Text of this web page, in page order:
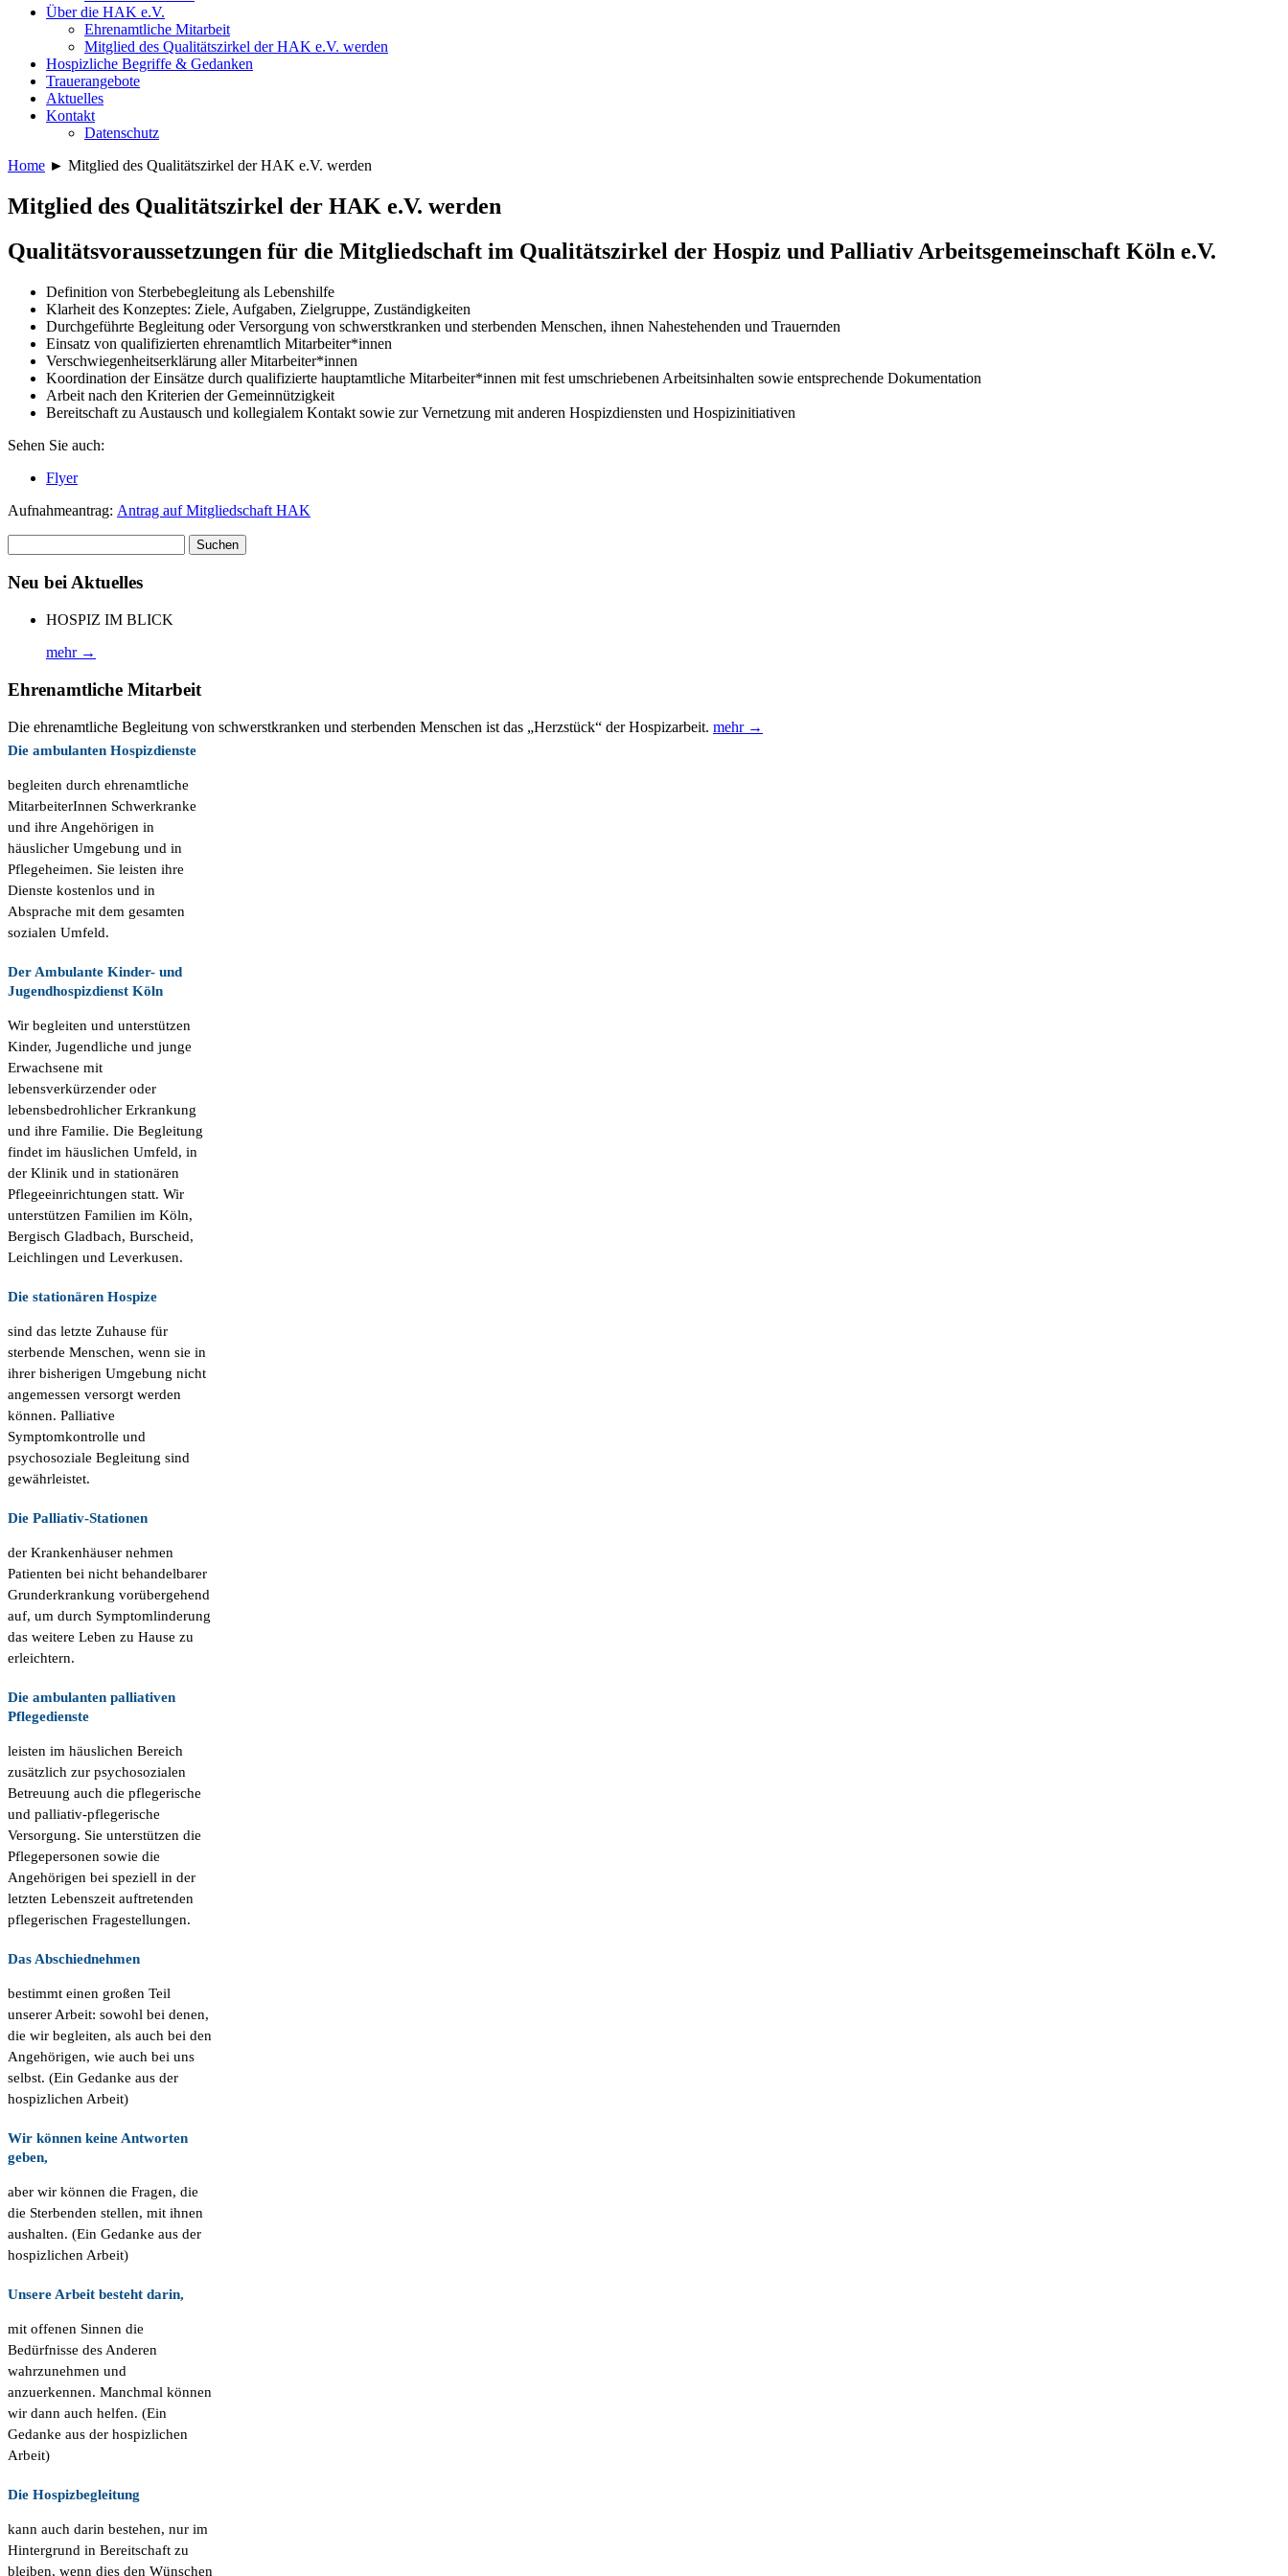
Über die HAK e.V.
Ehrenamtliche Mitarbeit
Mitglied des Qualitätszirkel der HAK e.V. werden
Hospizliche Begriffe & Gedanken
Trauerangebote
Aktuelles
Kontakt
Datenschutz
Home ► Mitglied des Qualitätszirkel der HAK e.V. werden
Mitglied des Qualitätszirkel der HAK e.V. werden
Qualitätsvoraussetzungen für die Mitgliedschaft im Qualitätszirkel der Hospiz und Palliativ Arbeitsgemeinschaft Köln e.V.
Definition von Sterbebegleitung als Lebenshilfe
Klarheit des Konzeptes: Ziele, Aufgaben, Zielgruppe, Zuständigkeiten
Durchgeführte Begleitung oder Versorgung von schwerstkranken und sterbenden Menschen, ihnen Nahestehenden und Trauernden
Einsatz von qualifizierten ehrenamtlich Mitarbeiter*innen
Verschwiegenheitserklärung aller Mitarbeiter*innen
Koordination der Einsätze durch qualifizierte hauptamtliche Mitarbeiter*innen mit fest umschriebenen Arbeitsinhalten sowie entsprechende Dokumentation
Arbeit nach den Kriterien der Gemeinnützigkeit
Bereitschaft zu Austausch und kollegialem Kontakt sowie zur Vernetzung mit anderen Hospizdiensten und Hospizinitiativen
Sehen Sie auch:
Flyer
Aufnahmeantrag: Antrag auf Mitgliedschaft HAK
nach:
Neu bei Aktuelles
HOSPIZ IM BLICK
mehr →
Ehrenamtliche Mitarbeit
Die ehrenamtliche Begleitung von schwerstkranken und sterbenden Menschen ist das „Herzstück“ der Hospizarbeit. mehr →
Die ambulanten Hospizdienste
begleiten durch ehrenamtliche
MitarbeiterInnen Schwerkranke
und ihre Angehörigen in
häuslicher Umgebung und in
Pflegeheimen. Sie leisten ihre
Dienste kostenlos und in
Absprache mit dem gesamten
sozialen Umfeld.
Der Ambulante Kinder- und
Jugendhospizdienst Köln
Wir begleiten und unterstützen
Kinder, Jugendliche und junge
Erwachsene mit
lebensverkürzender oder
lebensbedrohlicher Erkrankung
und ihre Familie. Die Begleitung
findet im häuslichen Umfeld, in
der Klinik und in stationären
Pflegeeinrichtungen statt. Wir
unterstützen Familien im Köln,
Bergisch Gladbach, Burscheid,
Leichlingen und Leverkusen.
Die stationären Hospize
sind das letzte Zuhause für
sterbende Menschen, wenn sie in
ihrer bisherigen Umgebung nicht
angemessen versorgt werden
können. Palliative
Symptomkontrolle und
psychosoziale Begleitung sind
gewährleistet.
Die Palliativ-Stationen
der Krankenhäuser nehmen
Patienten bei nicht behandelbarer
Grunderkrankung vorübergehend
auf, um durch Symptomlinderung
das weitere Leben zu Hause zu
erleichtern.
Die ambulanten palliativen
Pflegedienste
leisten im häuslichen Bereich
zusätzlich zur psychosozialen
Betreuung auch die pflegerische
und palliativ-pflegerische
Versorgung. Sie unterstützen die
Pflegepersonen sowie die
Angehörigen bei speziell in der
letzten Lebenszeit auftretenden
pflegerischen Fragestellungen.
Das Abschiednehmen
bestimmt einen großen Teil
unserer Arbeit: sowohl bei denen,
die wir begleiten, als auch bei den
Angehörigen, wie auch bei uns
selbst. (Ein Gedanke aus der
hospizlichen Arbeit)
Wir können keine Antworten
geben,
aber wir können die Fragen, die
die Sterbenden stellen, mit ihnen
aushalten. (Ein Gedanke aus der
hospizlichen Arbeit)
Unsere Arbeit besteht darin,
mit offenen Sinnen die
Bedürfnisse des Anderen
wahrzunehmen und
anzuerkennen. Manchmal können
wir dann auch helfen. (Ein
Gedanke aus der hospizlichen
Arbeit)
Die Hospizbegleitung
kann auch darin bestehen, nur im
Hintergrund in Bereitschaft zu
bleiben, wenn dies den Wünschen